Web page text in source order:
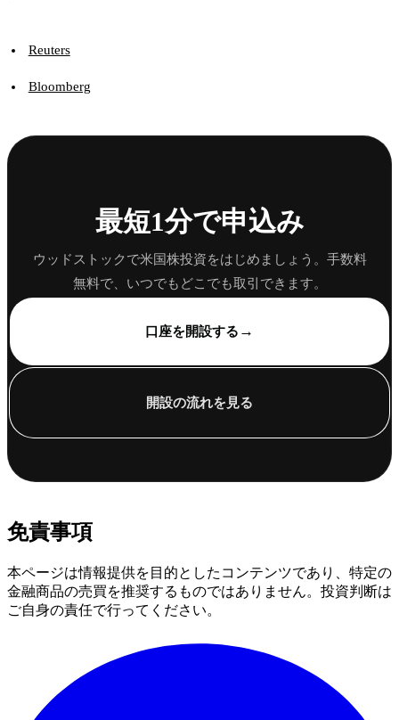
Reuters
Bloomberg
最短1分で申込み
ウッドストックで米国株投資をはじめましょう。手数料
無料で、いつでもどこでも取引できます。
口座を開設する →
開設の流れを見る
免責事項
本ページは情報提供を目的としたコンテンツであり、特定の
金融商品の売買を推奨するものではありません。投資判断は
ご自身の責任で行ってください。